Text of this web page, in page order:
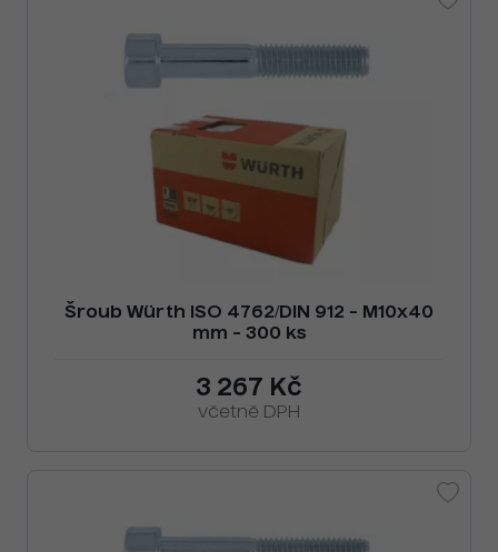
Šroub Würth ISO 4762/DIN 912 - M10x40
mm - 300 ks
3 267 Kč
včetně DPH